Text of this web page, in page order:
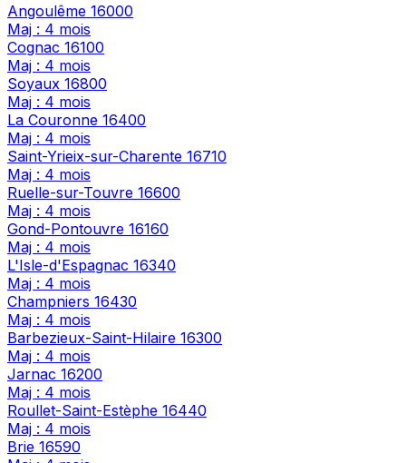
Angoulême 16000
Maj : 4 mois
Cognac 16100
Maj : 4 mois
Soyaux 16800
Maj : 4 mois
La Couronne 16400
Maj : 4 mois
Saint-Yrieix-sur-Charente 16710
Maj : 4 mois
Ruelle-sur-Touvre 16600
Maj : 4 mois
Gond-Pontouvre 16160
Maj : 4 mois
L'Isle-d'Espagnac 16340
Maj : 4 mois
Champniers 16430
Maj : 4 mois
Barbezieux-Saint-Hilaire 16300
Maj : 4 mois
Jarnac 16200
Maj : 4 mois
Roullet-Saint-Estèphe 16440
Maj : 4 mois
Brie 16590